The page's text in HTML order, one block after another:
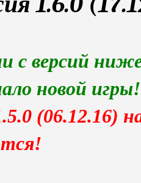
с версий
новой игры!
(06.12.16)